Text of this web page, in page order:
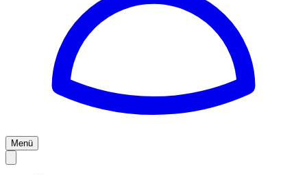
Menü